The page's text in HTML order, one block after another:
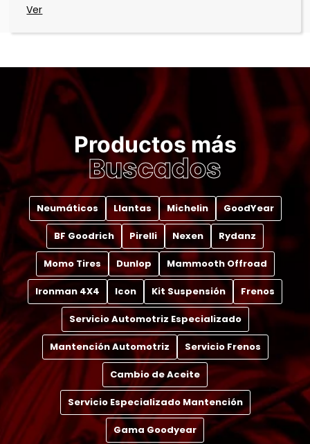
Productos más
Buscados
Neumáticos Llantas Michelin GoodYear
BF Goodrich Pirelli Nexen Rydanz
Momo Tires Dunlop Mammooth Offroad
Ironman 4X4 Icon Kit Suspensión Frenos
Servicio Automotriz Especializado
Mantención Automotriz Servicio Frenos
Cambio de Aceite
Servicio Especializado Mantención
Gama Goodyear